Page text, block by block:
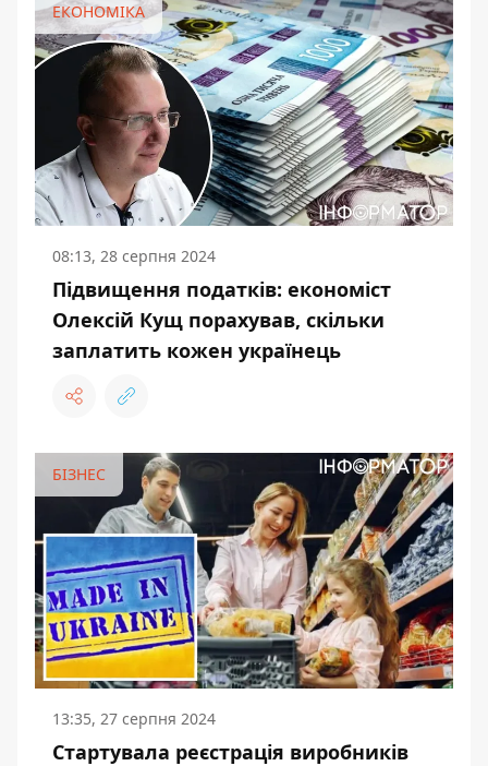
ЕКОНОМІКА
08:13, 28 серпня 2024
Підвищення податків: економіст
Олексій Кущ порахував, скільки
заплатить кожен українець
БІЗНЕС
13:35, 27 серпня 2024
Стартувала реєстрація виробників